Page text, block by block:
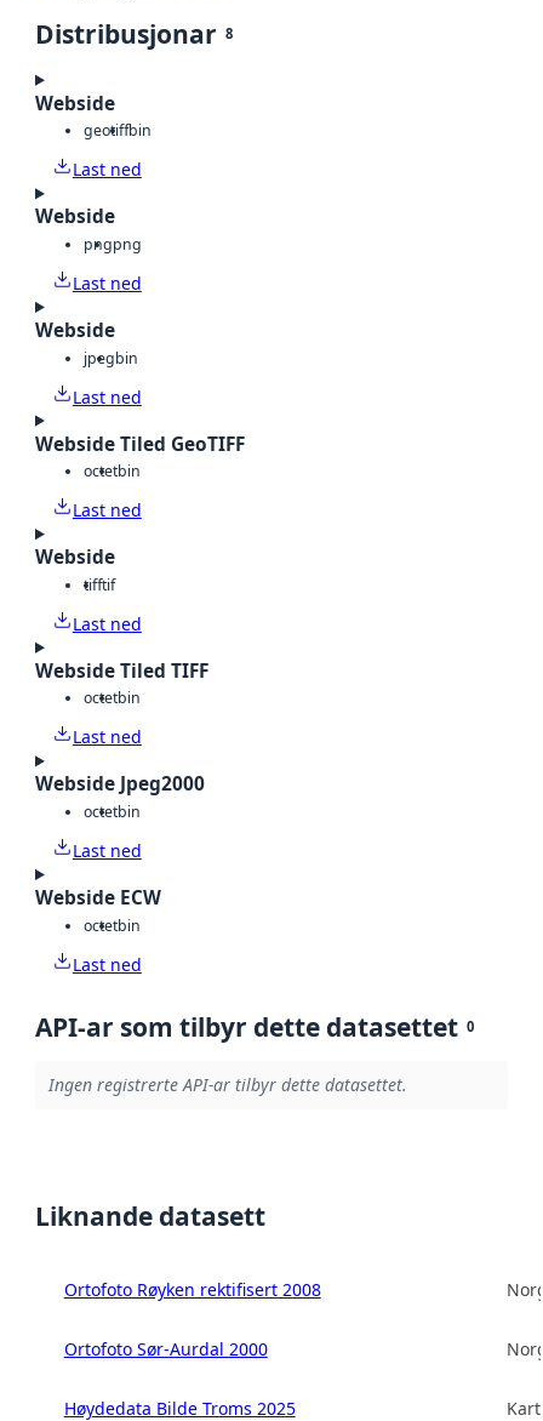
Distribusjonar 8
Webside
geotiffbin
Last ned
Webside
pngpng
Last ned
Webside
jpegbin
Last ned
Webside Tiled GeoTIFF
octetbin
Last ned
Webside
tifftif
Last ned
Webside Tiled TIFF
octetbin
Last ned
Webside Jpeg2000
octetbin
Last ned
Webside ECW
octetbin
Last ned
API-ar som tilbyr dette datasettet 0
Ingen registrerte API-ar tilbyr dette datasettet.
Liknande datasett
Ortofoto Røyken rektifisert 2008
Ortofoto Sør-Aurdal 2000
Høydedata Bilde Troms 2025